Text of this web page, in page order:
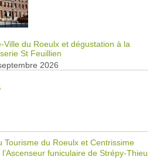
Ville du Roeulx et dégustation à la
St Feuillien
2026
Tourisme du Roeulx et Centrissime
funiculaire de Strépy-Thieu